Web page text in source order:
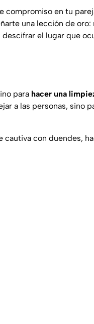
compromiso en tu
una lección de oro:
el lugar que
para hacer una
a las personas, sino
con duendes,